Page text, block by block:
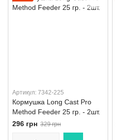
Артикул: 7342-225
Кормушка Long Cast Pro
Method Feeder 25 гр. - 2шт.
296 грн 329 грн